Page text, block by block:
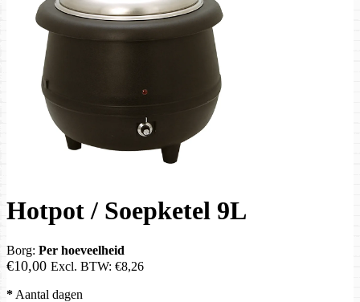
Hotpot / Soepketel 9L
Borg: Per hoeveelheid
€10,00 Excl. BTW: €8,26
* Aantal dagen